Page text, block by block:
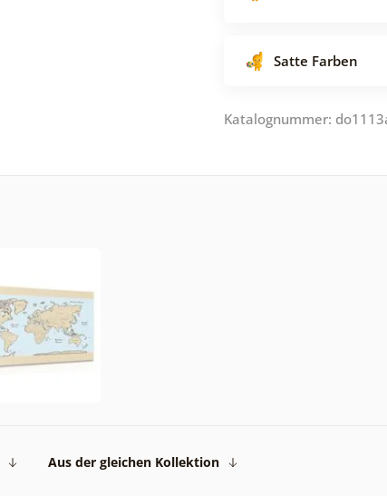
Satte Farben
Katalognummer:
Aus der gleichen Kollektion